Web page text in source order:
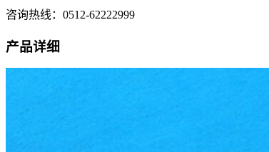
咨询热线：0512-62222999
产品详细